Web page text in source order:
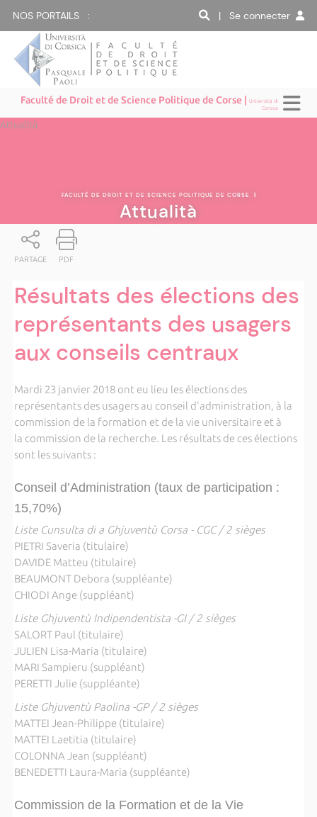
NOS PORTAILS : | Se connecter
Faculté de Droit et de Science Politique de Corse |Università di
Corsica
Attualità
FACULTÉ DE DROIT ET DE SCIENCE POLITIQUE DE CORSE |
Attualità
PARTAGE PDF
Résultats des élections des
représentants des usagers
aux conseils centraux
Mardi 23 janvier 2018 ont eu lieu les élections des
représentants des usagers au conseil d'administration, à la
commission de la formation et de la vie universitaire et à
la commission de la recherche. Les résultats de ces élections
sont les suivants :
Conseil d’Administration (taux de participation :
15,70%)
Liste Cunsulta di a Ghjuventù Corsa - CGC / 2 sièges
PIETRI Saveria (titulaire)
DAVIDE Matteu (titulaire)
BEAUMONT Debora (suppléante)
CHIODI Ange (suppléant)
Liste Ghjuventù Indipendentista -GI / 2 sièges
SALORT Paul (titulaire)
JULIEN Lisa-Maria (titulaire)
MARI Sampieru (suppléant)
PERETTI Julie (suppléante)
Liste Ghjuventù Paolina -GP / 2 sièges
MATTEI Jean-Philippe (titulaire)
MATTEI Laetitia (titulaire)
COLONNA Jean (suppléant)
BENEDETTI Laura-Maria (suppléante)
Commission de la Formation et de la Vie